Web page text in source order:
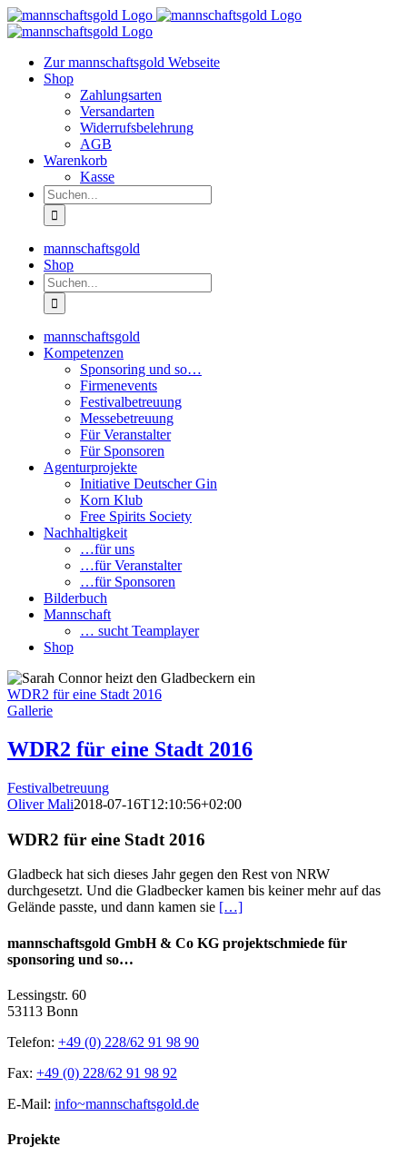
Zum
Inhalt
Zur mannschaftsgold Webseite
Shop
Zahlungsarten
Versandarten
Widerrufsbelehrung
AGB
Warenkorb
Kasse
Suche
nach:
mannschaftsgold
Shop
Suche
nach:
mannschaftsgold
Kompetenzen
Sponsoring und so…
Firmenevents
Festivalbetreuung
Messebetreuung
Für Veranstalter
Für Sponsoren
Agenturprojekte
Initiative Deutscher Gin
Korn Klub
Free Spirits Society
Nachhaltigkeit
…für uns
…für Veranstalter
…für Sponsoren
Bilderbuch
Mannschaft
… sucht Teamplayer
Shop
WDR2 für eine Stadt 2016
Gallerie
WDR2 für eine Stadt 2016
Festivalbetreuung
Oliver Mali2018-07-16T12:10:56+02:00
WDR2 für eine Stadt 2016
Gladbeck hat sich dieses Jahr gegen den Rest von NRW
durchgesetzt. Und die Gladbecker kamen bis keiner mehr auf das
Gelände passte, und dann kamen sie […]
mannschaftsgold GmbH & Co KG projektschmiede für
sponsoring und so…
Lessingstr. 60
53113 Bonn
Telefon: +49 (0) 228/62 91 98 90
Fax: +49 (0) 228/62 91 98 92
E-Mail: info~mannschaftsgold.de
Projekte